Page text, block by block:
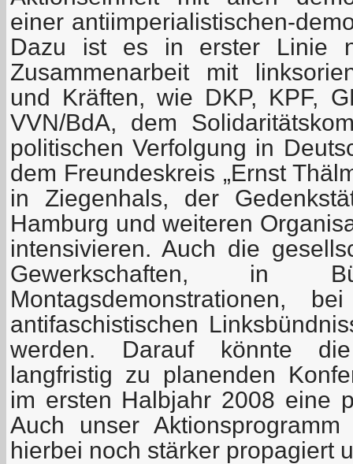
einer antiimperialistischen-
Dazu ist es in erster Linie
Zusammenarbeit mit
und Kräften, wie DKP, KPF,
VVN/BdA, dem
politischen Verfolgung in
dem Freundeskreis „Ernst
in Ziegenhals, der
Hamburg und weiteren
intensivieren. Auch die
Gewerkschaften, in
Montagsdemonstrationen,
antifaschistischen
werden. Darauf könnte
langfristig zu planenden
im ersten Halbjahr 2008 eine
Auch unser
hierbei noch stärker propagiert